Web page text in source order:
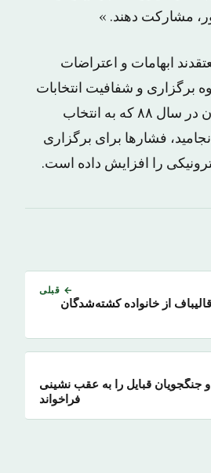
مشارکت دهند. »
ابهامات و اعتراضات
برگزاری و شفافیت انتخابات
ریاست جمهوری ایران در سال ۸۸ که به انتخاب
فشارها برای برگزاری
را افزایش داده است.
← قبلی
از خانواده کشته‌شدگان
جنگجویان قبایل را به عقب نشینی
فراخواند